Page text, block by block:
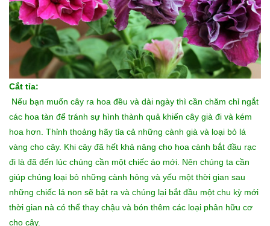
Cắt tỉa:
Nếu bạn muốn cây ra hoa đều và dài ngày thì cần chăm chỉ ngắt
các hoa tàn để tránh sự hình thành quả khiến cây già đi và kém
hoa hơn. Thỉnh thoảng hãy tỉa cả những cành già và loại bỏ lá
vàng cho cây. Khi cây đã hết khả năng cho hoa cành bắt đầu rạc
đi là đã đến lúc chúng cần một chiếc áo mới. Nên chúng ta cần
giúp chúng loại bỏ những cành hỏng và yếu một thời gian sau
những chiếc lá non sẽ bật ra và chúng lại bắt đầu một chu kỳ mới
thời gian nà có thể thay chậu và bón thêm các loại phân hữu cơ
cho cây.